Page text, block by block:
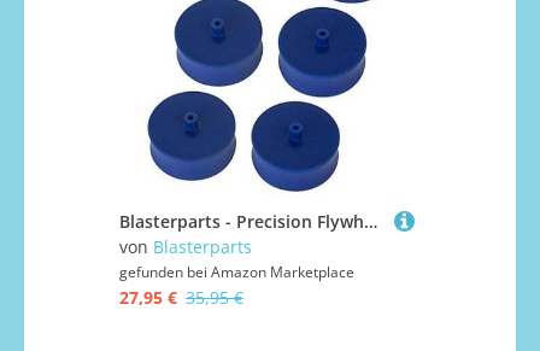
Blasterparts - Precision Flywheel Heavy Modder Pack - 3 Paar (6 Stück) Präzisionsgedrehte Flywheels - Blastertuning & Zubehör kompatibel für elektrische NERF Toy Guns
von Blasterparts
gefunden bei Amazon Marketplace
27,95 € 35,95 €